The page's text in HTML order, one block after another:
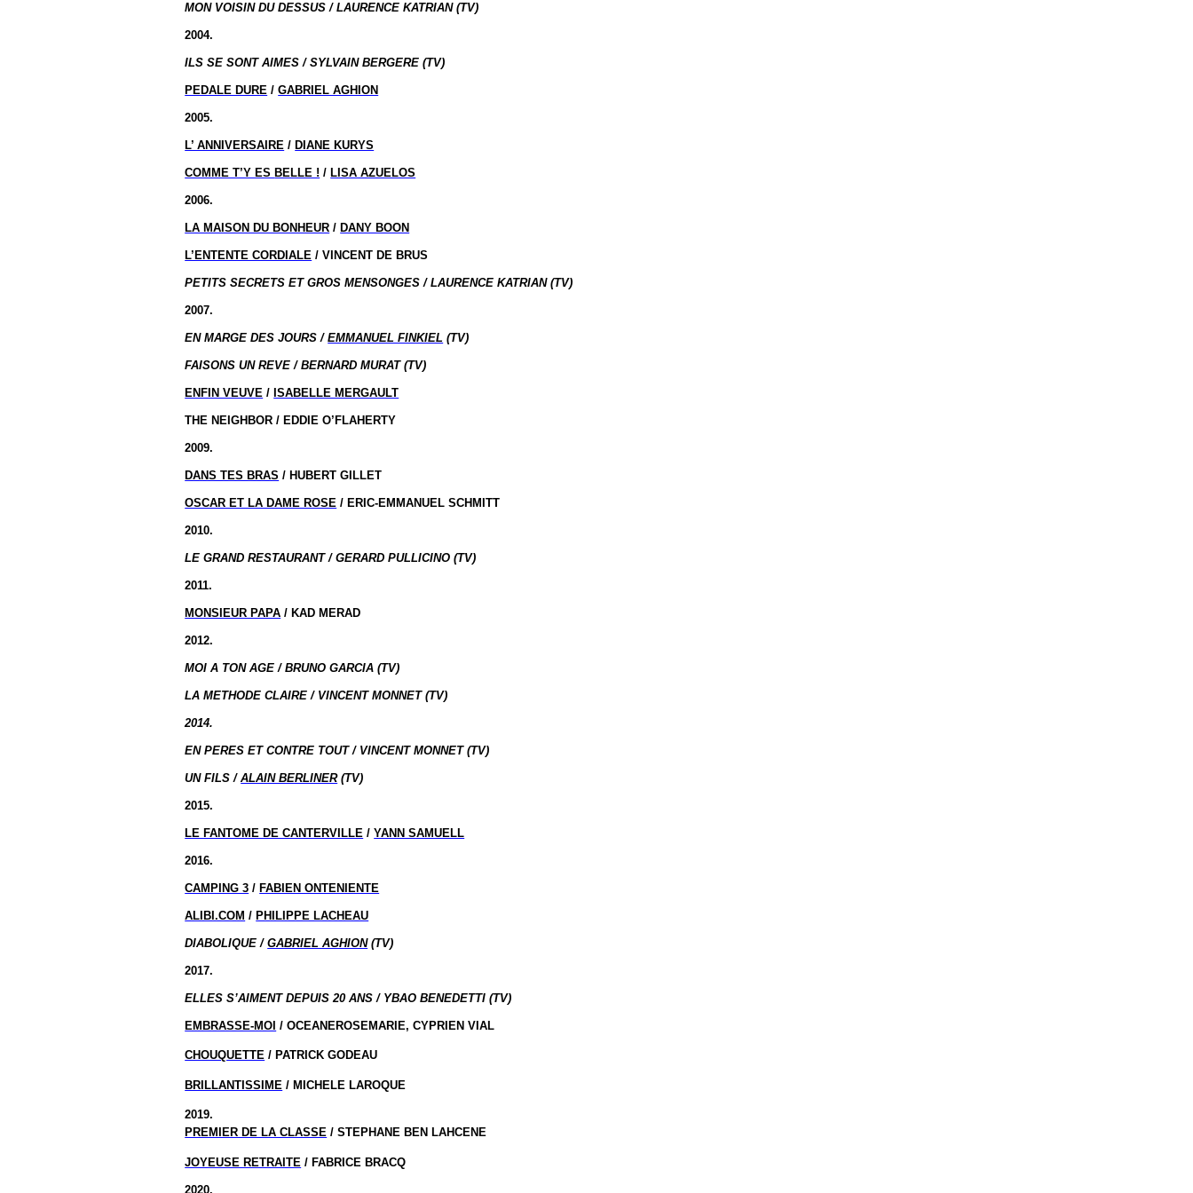
MON VOISIN DU DESSUS / LAURENCE KATRIAN (TV)
2004.
ILS SE SONT AIMES / SYLVAIN BERGERE (TV)
PEDALE DURE /GABRIEL AGHION
2005.
L’ ANNIVERSAIRE / DIANE KURYS
COMME T’Y ES BELLE ! / LISA AZUELOS
2006.
LA MAISON DU BONHEUR / DANY BOON
L’ENTENTE CORDIALE / VINCENT DE BRUS
PETITS SECRETS ET GROS MENSONGES / LAURENCE KATRIAN (TV)
2007.
EN MARGE DES JOURS /EMMANUEL FINKIEL (TV)
FAISONS UN REVE / BERNARD MURAT (TV)
ENFIN VEUVE / ISABELLE MERGAULT
THE NEIGHBOR / EDDIE O’FLAHERTY
2009.
DANS TES BRAS / HUBERT GILLET
OSCAR ET LA DAME ROSE / ERIC-EMMANUEL SCHMITT
2010.
LE GRAND RESTAURANT / GERARD PULLICINO (TV)
2011.
MONSIEUR PAPA / KAD MERAD
2012.
MOI A TON AGE / BRUNO GARCIA (TV)
LA METHODE CLAIRE / VINCENT MONNET (TV)
2014.
EN PERES ET CONTRE TOUT / VINCENT MONNET (TV)
UN FILS /ALAIN BERLINER(TV)
2015.
LE FANTOME DE CANTERVILLE /YANN SAMUELL
2016.
CAMPING 3 / FABIEN ONTENIENTE
ALIBI.COM / PHILIPPE LACHEAU
DIABOLIQUE /GABRIEL AGHION(TV)
2017.
ELLES S’AIMENT DEPUIS 20 ANS / YBAO BENEDETTI (TV)
EMBRASSE-MOI / OCEANEROSEMARIE, CYPRIEN VIAL
CHOUQUETTE / PATRICK GODEAU
BRILLANTISSIME / MICHELE LAROQUE
2019.
PREMIER DE LA CLASSE / STEPHANE BEN LAHCENE
JOYEUSE RETRAITE / FABRICE BRACQ
2020.